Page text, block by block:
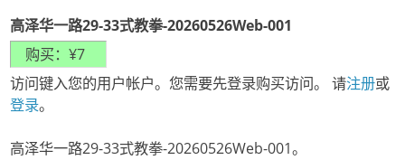
高泽华一路29-33式教拳-20260526Web-001
访问键入您的用户帐户。您需要先登录购买访问。 请注册或
登录。
高泽华一路29-33式教拳-20260526Web-001。